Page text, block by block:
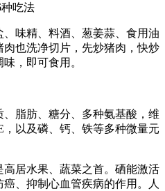
吃法
味精、料酒、葱姜蒜、食用油
也洗净切片，先炒猪肉，快炒
，即可食用。
脂肪、糖分、多种氨基酸，维
以及磷、钙、铁等多种微量元
居水果、蔬菜之首。硒能激活
、抑制心血管疾病的作用。人